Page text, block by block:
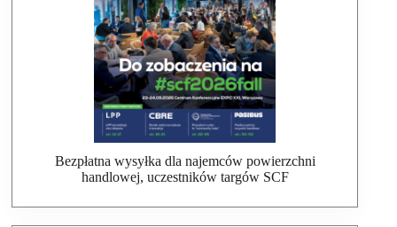
Bezpłatna wysyłka dla najemców powierzchni
handlowej, uczestników targów SCF